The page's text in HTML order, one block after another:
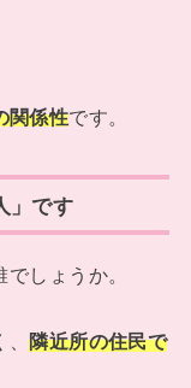
関係性です。
」です
しょうか。
、隣近所の住民で